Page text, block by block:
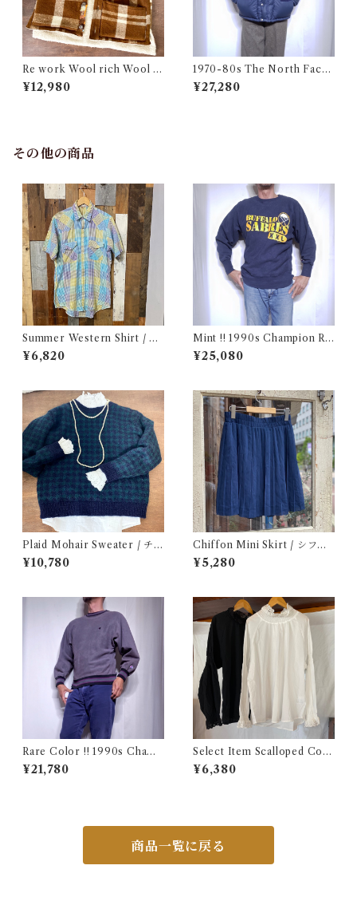
Re work Wool rich Wool B
oa Vest / リワーク ウールリ
ッチ ウール ボア ベスト 古着
¥12,980
1970-80s The North Face
Down Jacket Talon Navy /
茶タグ ノースフェイス ダウン
¥27,280
その他の商品
Summer Western Shirt / シ
ョートスリーブ ウエスタン シ
ャツ 古着
¥6,820
Mint !! 1990s Champion Re
verse Weave NHL SABRES
Size L / チャンピオン リバー
¥25,080
Plaid Mohair Sweater / チェ
ック柄 モヘア セーター 古着
¥10,780
Chiffon Mini Skirt / シフォ
ン ミニ プリーツ スカート 古
着
¥5,280
Rare Color !! 1990s Champ
ion Reverse Weave Charco
al Gray Size M / チャンピオ
¥21,780
Select Item Scalloped Cott
on Shirt / スカラップ コット
ン シャツ
¥6,380
商品一覧に戻る